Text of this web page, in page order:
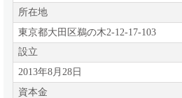
所在地
東京都大田区鵜の木2-12-17-103
設立
2013年8月28日
資本金